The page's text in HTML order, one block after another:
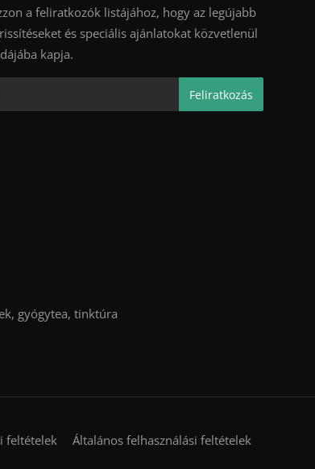
a feliratkozók listájához, hogy az legújabb
és speciális ajánlatokat közvetlenül
kapja.
Feliratkozás
gyógytea, tinktúra
feltételek Általános felhasználási feltételek